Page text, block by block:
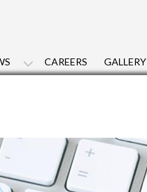
CAREERS GALLERY